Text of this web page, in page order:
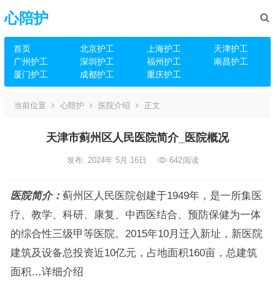
心陪护
首页 北京护工 上海护工
天津护工
广州护工
深圳护工 福州护工
南昌护工
厦门护工
成都护工 重庆护工
当前位置 心陪护 医院介绍 正文
天津市蓟州区人民医院简介_医院概况
发布: 2024年 5月 16日 642阅读
医院简介： 蓟州区人民医院创建于1949年，是一所集医
疗、教学、科研、康复、中西医结合、预防保健为一体
的综合性三级甲等医院。2015年10月迁入新址，新医院
建筑及设备总投资近10亿元，占地面积160亩，总建筑
面积…详细介绍